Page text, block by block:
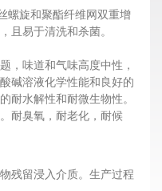
螺旋和聚酯纤维网双重增
且易于清洗和杀菌。
，味道和气味高度中性，
碱溶液化学性能和良好的
耐水解性和耐微生物性。
耐臭氧，耐老化，耐候
残留浸入介质。生产过程